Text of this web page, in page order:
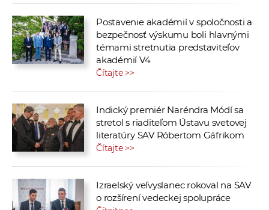
Postavenie akadémií v spoločnosti a
bezpečnosť výskumu boli hlavnými
témami stretnutia predstaviteľov
akadémií V4
Čítajte >>
Indický premiér Naréndra Módí sa
stretol s riaditeľom Ústavu svetovej
literatúry SAV Róbertom Gáfrikom
Čítajte >>
Izraelský veľvyslanec rokoval na SAV
o rozšírení vedeckej spolupráce